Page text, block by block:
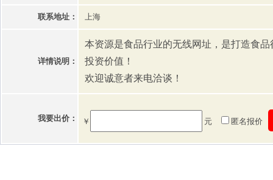
联系地址： 上海
详情说明：
本资源是食品行业的无线网址，是打造食
投资价值！
欢迎诚意者来电洽谈！
我要出价： ￥ 元 匿名报价